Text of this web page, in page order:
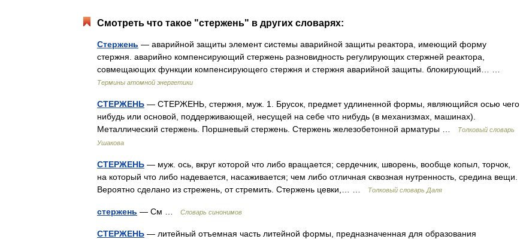
Смотреть что такое "стержень" в других словарях:
Стержень — аварийной защиты элемент системы аварийной защиты реактора, имеющий форму
стержня. аварийно компенсирующий стержень разновидность регулирующих стержней реактора,
совмещающих функции компенсирующего стержня и стержня аварийной защиты. блокирующий… …
Термины атомной энергетики
СТЕРЖЕНЬ — СТЕРЖЕНЬ, стержня, муж. 1. Брусок, предмет удлиненной формы, являющийся осью чего
нибудь или основой, поддерживающей, несущей на себе что нибудь (в механизмах, машинах).
Металлический стержень. Поршневый стержень. Стержень железобетонной арматуры …
Толковый словарь
Ушакова
СТЕРЖЕНЬ — муж. ось, вкруг которой что либо вращается; сердечник, шворень, вообще копыл, торчок,
на который что либо надевается, насаживается; чем либо отличная сквозная нутренность, средина вещи.
Вероятно сделано из стрежень, от стремить. Стержень цевки,… …
Толковый словарь Даля
стержень — См … Словарь синонимов
СТЕРЖЕНЬ — литейный отъемная часть литейной формы, предназначенная для образования